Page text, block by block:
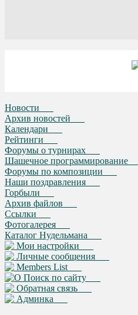
Новости
Архив новостей
Календари
Рейтинги
Форумы о турнирах
Шашечное программирование
Форумы по композиции
Наши поздравления
Горбыли
Архив файлов
Ссылки
Фотогалерея
Каталог Нудельмана
Мои настройки
Личные сообщения
Members List
Поиск по сайту
Обратная связь
Админка